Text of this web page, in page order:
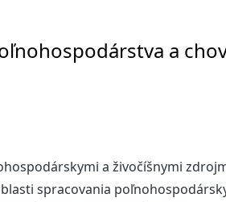
a
a živočíšnymi
spracovania